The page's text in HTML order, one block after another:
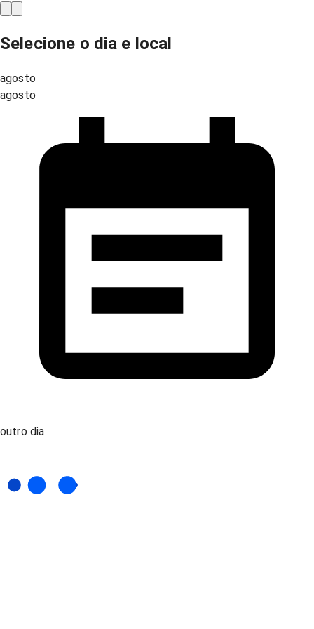
Selecione o dia e local
agosto
agosto
outro dia